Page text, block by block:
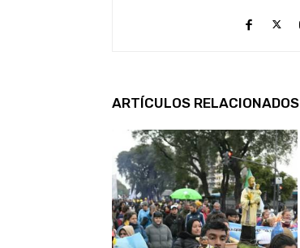
ARTÍCULOS RELACIONADOS